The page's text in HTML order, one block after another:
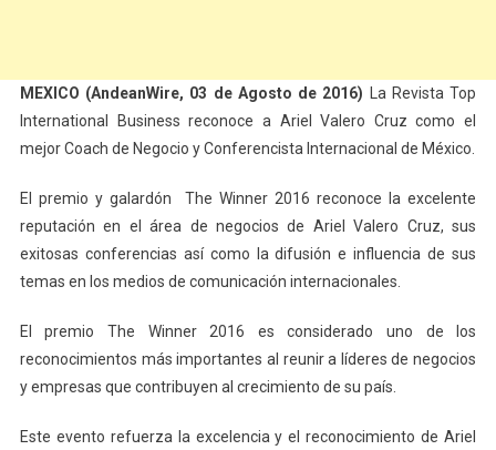
MEXICO (AndeanWire, 03 de Agosto de 2016) La Revista Top
International Business reconoce a Ariel Valero Cruz como el
mejor Coach de Negocio y Conferencista Internacional de México.
El premio y galardón The Winner 2016 reconoce la excelente
reputación en el área de negocios de Ariel Valero Cruz, sus
exitosas conferencias así como la difusión e influencia de sus
temas en los medios de comunicación internacionales.
El premio The Winner 2016 es considerado uno de los
reconocimientos más importantes al reunir a líderes de negocios
y empresas que contribuyen al crecimiento de su país.
Este evento refuerza la excelencia y el reconocimiento de Ariel